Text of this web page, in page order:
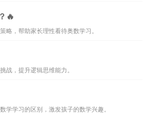
🔥
略，帮助家长理性看待奥数学习。
战，提升逻辑思维能力。
学学习的区别，激发孩子的数学兴趣。